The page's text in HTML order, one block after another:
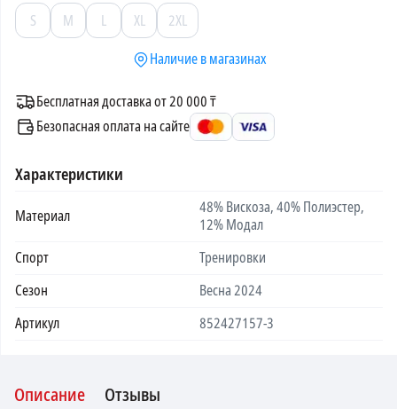
S
M L XL
2XL
Наличие в магазинах
Бесплатная доставка от 20 000 ₸
Безопасная оплата на сайте
Характеристики
Материал
48% Вискоза, 40% Полиэстер,
12% Модал
Спорт
Тренировки
Сезон
Весна 2024
Артикул
852427157-3
Описание Отзывы